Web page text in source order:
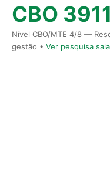
CBO
Nível CBO/MTE 4/8 —
gestão • Ver pesquisa